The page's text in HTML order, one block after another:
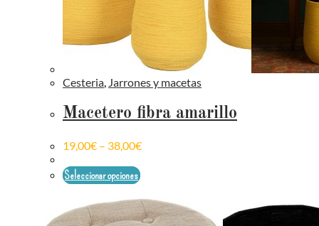
Cesteria Jarrones y macetas
Macetero fibra amarillo
19,00€ – 38,00€
Seleccionar opciones